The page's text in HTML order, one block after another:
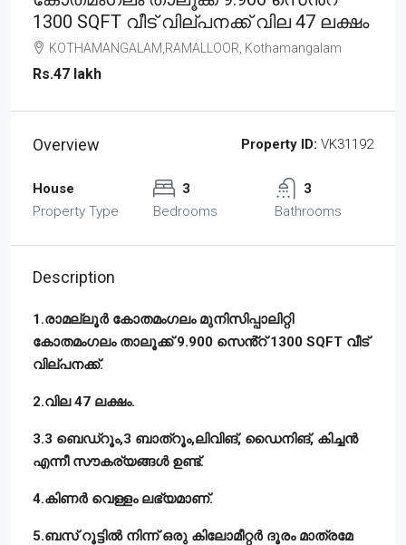
1300 SQFT വീട് വില്പനക്ക് വില 47 ലക്ഷം
KOTHAMANGALAM,RAMALLOOR, Kothamangalam
Rs.47 lakh
Overview Property ID: VK31192
House
Property Type
3
Bedrooms
3
Bathrooms
Description
1.രാമല്ലൂർ കോതമംഗലം മുനിസിപ്പാലിറ്റി
കോതമംഗലം താലൂക്ക് 9.900 സെൻ്റ് 1300 SQFT വീട്
വില്പനക്ക്.
2.വില 47 ലക്ഷം.
3.3 ബെഡ്റൂം,3 ബാത്റൂം,ലിവിങ്, ഡൈനിങ്, കിച്ചൻ
എന്നീ സൗകര്യങ്ങൾ ഉണ്ട്.
4.കിണർ വെള്ളം ലഭ്യമാണ്.
5.ബസ് റൂട്ടിൽ നിന്ന് ഒരു കിലോമീറ്റർ ദൂരം മാത്രമേ